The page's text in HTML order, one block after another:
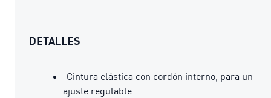
DETALLES
Cintura elástica con cordón interno, para un
ajuste regulable